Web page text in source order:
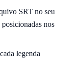
SRT no seu
nos
legenda